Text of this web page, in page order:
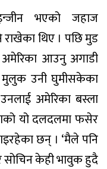
भएको जहाज
थिए । पछि मुड
आउनु अगाडी
उनी घुमीसकेका
अमेरिका बस्ला
यो दलदलमा फसेर
छन् । ‘मैले पनि
केही भावुक हुदै